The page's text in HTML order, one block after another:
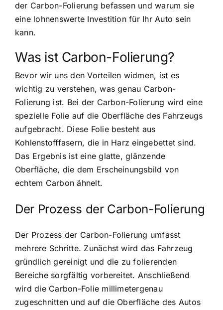
der Carbon-Folierung befassen und warum sie
eine lohnenswerte Investition für Ihr Auto sein
kann.
Was ist Carbon-Folierung?
Bevor wir uns den Vorteilen widmen, ist es
wichtig zu verstehen, was genau Carbon-
Folierung ist. Bei der Carbon-Folierung wird eine
spezielle Folie auf die Oberfläche des Fahrzeugs
aufgebracht. Diese Folie besteht aus
Kohlenstofffasern, die in Harz eingebettet sind.
Das Ergebnis ist eine glatte, glänzende
Oberfläche, die dem Erscheinungsbild von
echtem Carbon ähnelt.
Der Prozess der Carbon-Folierung
Der Prozess der Carbon-Folierung umfasst
mehrere Schritte. Zunächst wird das Fahrzeug
gründlich gereinigt und die zu folierenden
Bereiche sorgfältig vorbereitet. Anschließend
wird die Carbon-Folie millimetergenau
zugeschnitten und auf die Oberfläche des Autos